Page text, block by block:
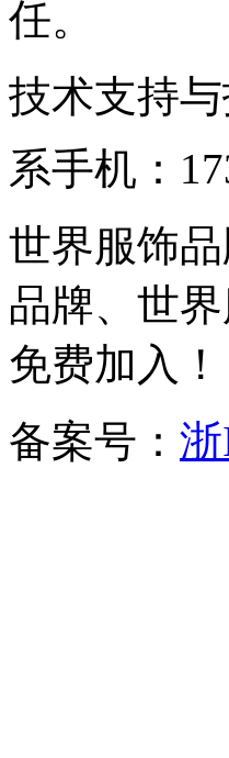
任。
技术支持
系手机：
世界服饰
品牌、世
免费加入！
备案号：